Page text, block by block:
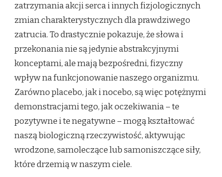
zatrzymania akcji serca i innych fizjologicznych
zmian charakterystycznych dla prawdziwego
zatrucia. To drastycznie pokazuje, że słowa i
przekonania nie są jedynie abstrakcyjnymi
konceptami, ale mają bezpośredni, fizyczny
wpływ na funkcjonowanie naszego organizmu.
Zarówno placebo, jak i nocebo, są więc potężnymi
demonstracjami tego, jak oczekiwania – te
pozytywne i te negatywne – mogą kształtować
naszą biologiczną rzeczywistość, aktywując
wrodzone, samoleczące lub samoniszczące siły,
które drzemią w naszym ciele.